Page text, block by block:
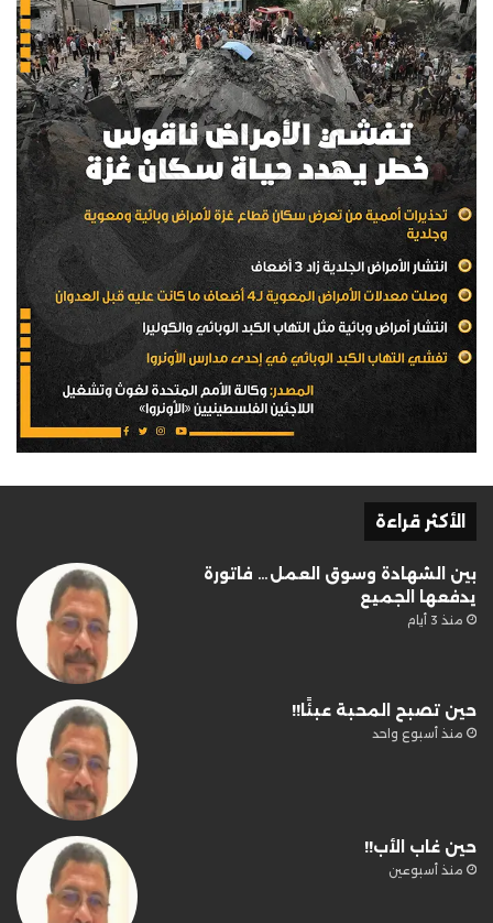
الأكثر قراءة
بين الشهادة وسوق العمل… فاتورة
يدفعها الجميع
منذ 3 أيام
حين تصبح المحبة عبئًا!!
منذ أسبوع واحد
حين غاب الأب!!
منذ أسبوعين